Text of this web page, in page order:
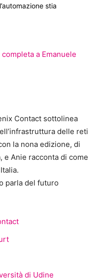
stia
a Emanuele
Contact sottolinea
delle reti
la nona edizione, di
e Anie racconta di come
parla del futuro
di Udine